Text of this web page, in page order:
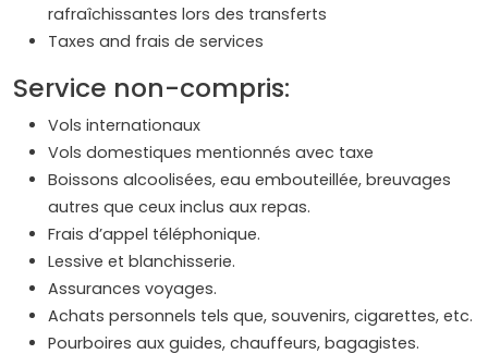
rafraîchissantes lors des transferts
Taxes and frais de services
Service non-compris:
Vols internationaux
Vols domestiques mentionnés avec taxe
Boissons alcoolisées, eau embouteillée, breuvages
autres que ceux inclus aux repas.
Frais d’appel téléphonique.
Lessive et blanchisserie.
Assurances voyages.
Achats personnels tels que, souvenirs, cigarettes, etc.
Pourboires aux guides, chauffeurs, bagagistes.